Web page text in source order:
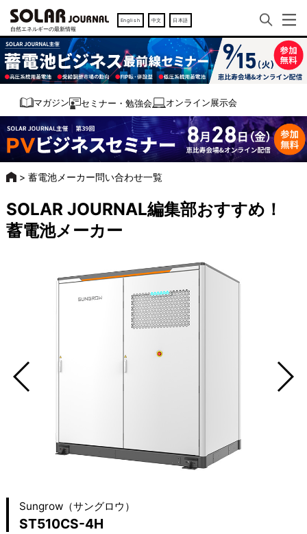
English 中文 日本語
マガジン セミナー・勉強会 オンライン展示会
> 蓄電池メーカー問い合わせ一覧
SOLAR JOURNAL編集部おすすめ！
蓄電池メーカー
Sungrow（サングロウ）
ST510CS-4H